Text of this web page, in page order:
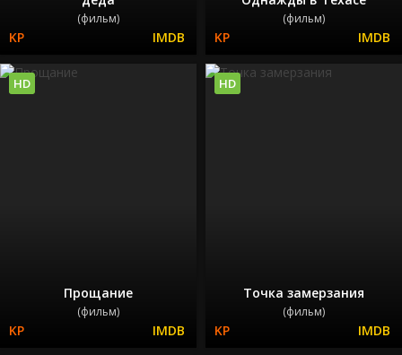
(фильм) (фильм)
Прощание
(фильм)
HD
Точка замерзания
(фильм)
HD